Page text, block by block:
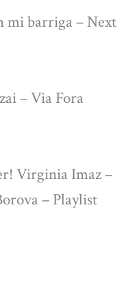
mi barriga – Next
– Via Fora
Virginia Imaz –
– Playlist